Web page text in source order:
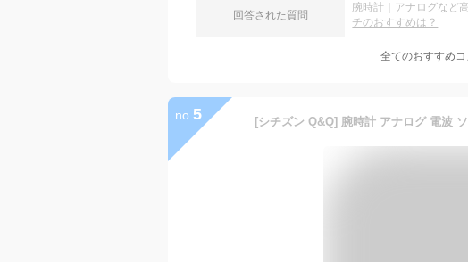
回答された質問
腕時計｜アナログなど
チのおすすめは？
全てのおすすめコ
no. 5